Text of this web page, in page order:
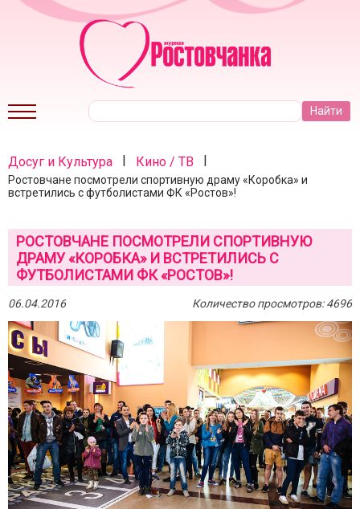
Досуг и Культура | Кино / ТВ |
Ростовчане посмотрели спортивную драму «Коробка» и
встретились с футболистами ФК «Ростов»!
РОСТОВЧАНЕ ПОСМОТРЕЛИ СПОРТИВНУЮ
ДРАМУ «КОРОБКА» И ВСТРЕТИЛИСЬ С
ФУТБОЛИСТАМИ ФК «РОСТОВ»!
06.04.2016 Количество просмотров: 4696